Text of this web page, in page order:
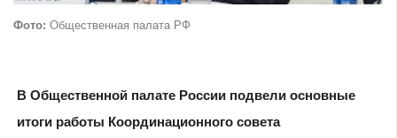
Фото: Общественная палата РФ
В Общественной палате России подвели основные
итоги работы Координационного совета